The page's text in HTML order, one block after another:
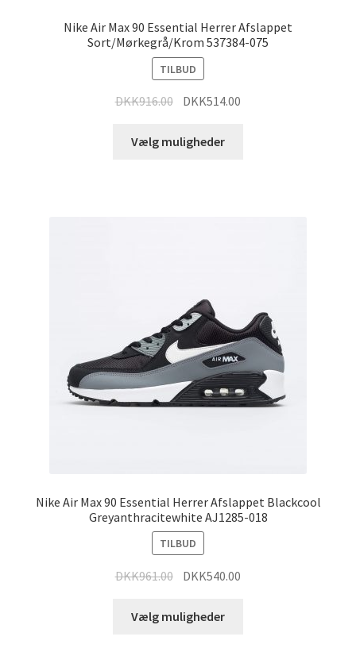
Nike Air Max 90 Essential Herrer Afslappet
Sort/Mørkegrå/Krom 537384-075
TILBUD
DKK916.00 DKK514.00
Vælg muligheder
Nike Air Max 90 Essential Herrer Afslappet Blackcool
Greyanthracitewhite AJ1285-018
TILBUD
DKK961.00 DKK540.00
Vælg muligheder